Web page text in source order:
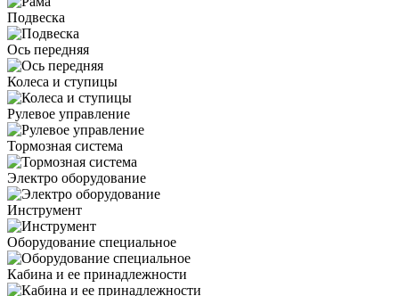
Подвеска
Ось передняя
Колеса и ступицы
Рулевое управление
Тормозная система
Электро оборудование
Инструмент
Оборудование специальное
Кабина и ее принадлежности